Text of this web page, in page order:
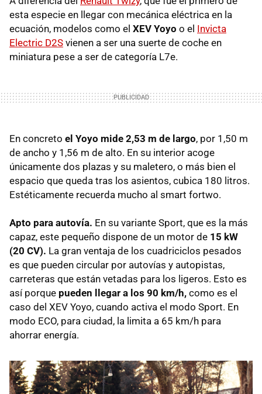
esta especie en llegar con mecánica eléctrica en la
ecuación, modelos como el XEV Yoyo o el Invicta
Electric D2S vienen a ser una suerte de coche en
miniatura pese a ser de categoría L7e.
En concreto el Yoyo mide 2,53 m de largo, por 1,50 m
de ancho y 1,56 m de alto. En su interior acoge
únicamente dos plazas y su maletero, o más bien el
espacio que queda tras los asientos, cubica 180 litros.
Estéticamente recuerda mucho al smart fortwo.
Apto para autovía. En su variante Sport, que es la más
capaz, este pequeño dispone de un motor de 15 kW
(20 CV). La gran ventaja de los cuadriciclos pesados
es que pueden circular por autovías y autopistas,
carreteras que están vetadas para los ligeros. Esto es
así porque pueden llegar a los 90 km/h, como es el
caso del XEV Yoyo, cuando activa el modo Sport. En
modo ECO, para ciudad, la limita a 65 km/h para
ahorrar energía.